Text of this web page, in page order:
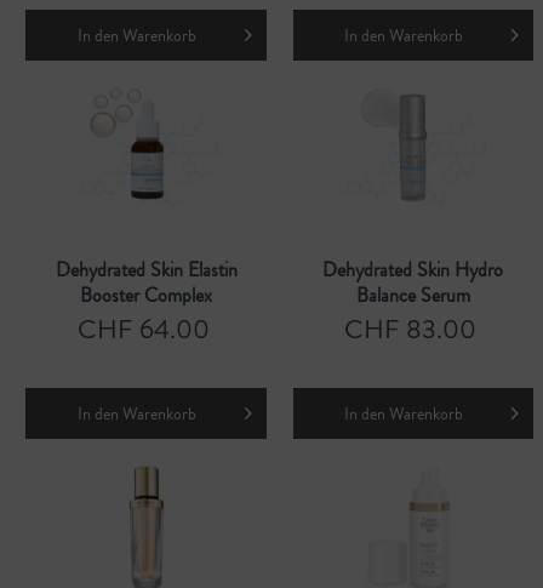
In den Warenkorb In den Warenkorb
Dehydrated Skin Elastin
Booster Complex
CHF 64.00
In den Warenkorb
Dehydrated Skin Hydro
Balance Serum
CHF 83.00
In den Warenkorb